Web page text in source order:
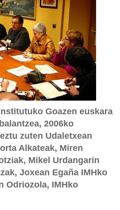
Goazen euskara
2006ko
zuten Udaletxean
Alkateak, Miren
Mikel Urdangarin
Joxean Egaña IMHko
Odriozola, IMHko